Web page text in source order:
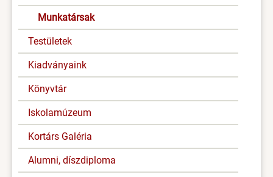
Munkatársak
Testületek
Kiadványaink
Könyvtár
Iskolamúzeum
Kortárs Galéria
Alumni, díszdiploma